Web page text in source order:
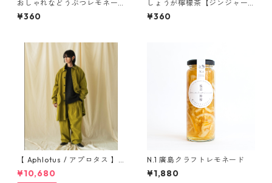
おしゃれなどうぶつレモネー
ド 〜スナメリ〜【広島レモ
ネードパウダー】2包入り
¥360
しょうが檸檬茶【ジンジャー
レモネードパウダー】2包入り
¥360
【 Aphlotus / アプロタス 】
ヴィンテージライク アトリエ
コート グリーン 送料無料
¥10,680
N.1 廣島クラフトレモネード
¥1,880